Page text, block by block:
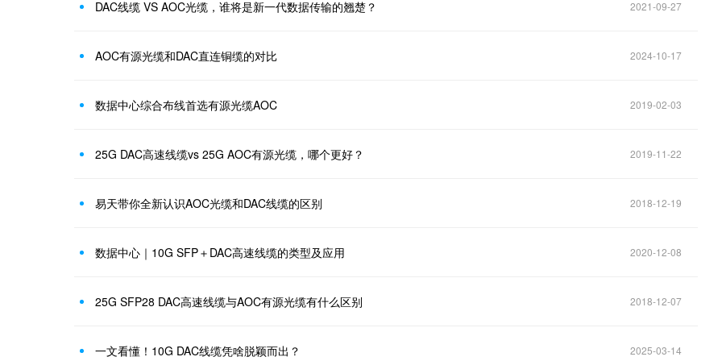
DAC线缆 VS AOC光缆，谁将是新一代数据传输的翘楚？ 2021-09-27
AOC有源光缆和DAC直连铜缆的对比 2024-10-17
数据中心综合布线首选有源光缆AOC 2019-02-03
25G DAC高速线缆vs 25G AOC有源光缆，哪个更好？ 2019-11-22
易天带你全新认识AOC光缆和DAC线缆的区别 2018-12-19
数据中心｜10G SFP＋DAC高速线缆的类型及应用 2020-12-08
25G SFP28 DAC高速线缆与AOC有源光缆有什么区别 2018-12-07
一文看懂！10G DAC线缆凭啥脱颖而出？ 2025-03-14